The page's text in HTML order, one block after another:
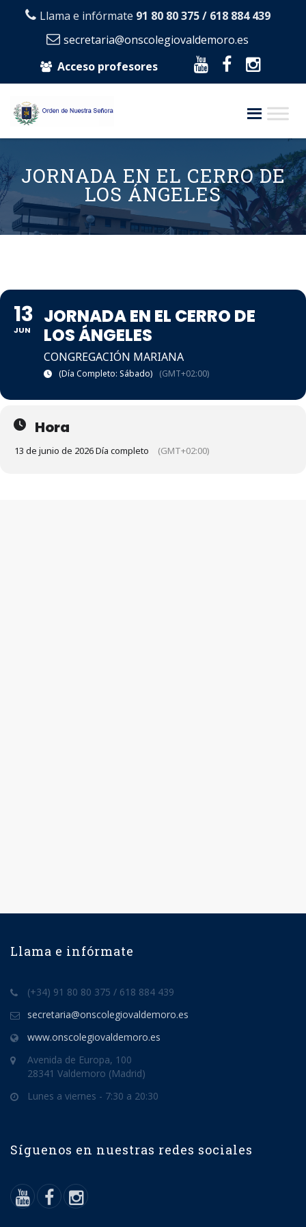
Llama e infórmate 91 80 80 375 / 618 884 439
secretaria@onscolegiovaldemoro.es
Acceso profesores
content
JORNADA EN EL CERRO DE
LOS ÁNGELES
13
JUN
JORNADA EN EL CERRO DE
LOS ÁNGELES
CONGREGACIÓN MARIANA
(Día Completo: Sábado) (GMT+02:00)
Hora
13 de junio de 2026 Día completo (GMT+02:00)
Llama e infórmate
(+34) 91 80 80 375 / 618 884 439
secretaria@onscolegiovaldemoro.es
www.onscolegiovaldemoro.es
Avenida de Europa, 100
28341 Valdemoro (Madrid)
Lunes a viernes - 7:30 a 20:30
Síguenos en nuestras redes sociales